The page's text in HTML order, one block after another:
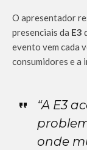
O apresentador
presenciais da E3
evento vem cada
consumidores e a
“A E3
onde